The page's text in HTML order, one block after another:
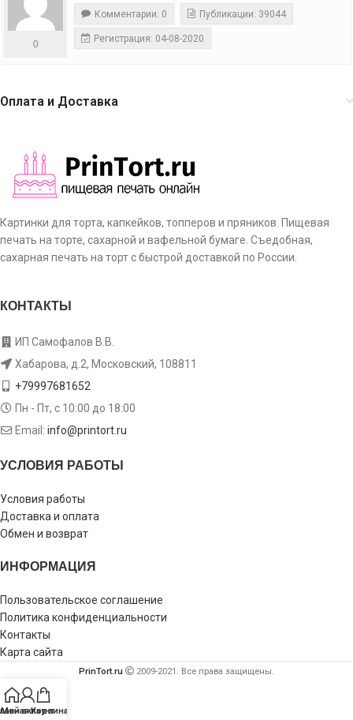
0
Комментарии: 0 Публикации: 39044
Регистрация: 04-08-2020
Оплата и Доставка
Картинки для торта, капкейков, топперов и пряников. Пищевая
печать на торте, сахарной и вафельной бумаге. Съедобная,
сахарная печать на торт с быстрой доставкой по России.
КОНТАКТЫ
ИП Самофалов В.В.
Хабарова, д.2, Московский, 108811
+79997681652
Пн - Пт, с 10:00 до 18:00
Email: info@printort.ru
УСЛОВИЯ РАБОТЫ
Условия работы
Доставка и оплата
Обмен и возврат
ИНФОРМАЦИЯ
Пользовательское соглашение
Политика конфиденциальности
Контакты
Карта сайта
PrinTort.ru 2009-2021. Все права защищены.
Мой аккаунт
Корзина